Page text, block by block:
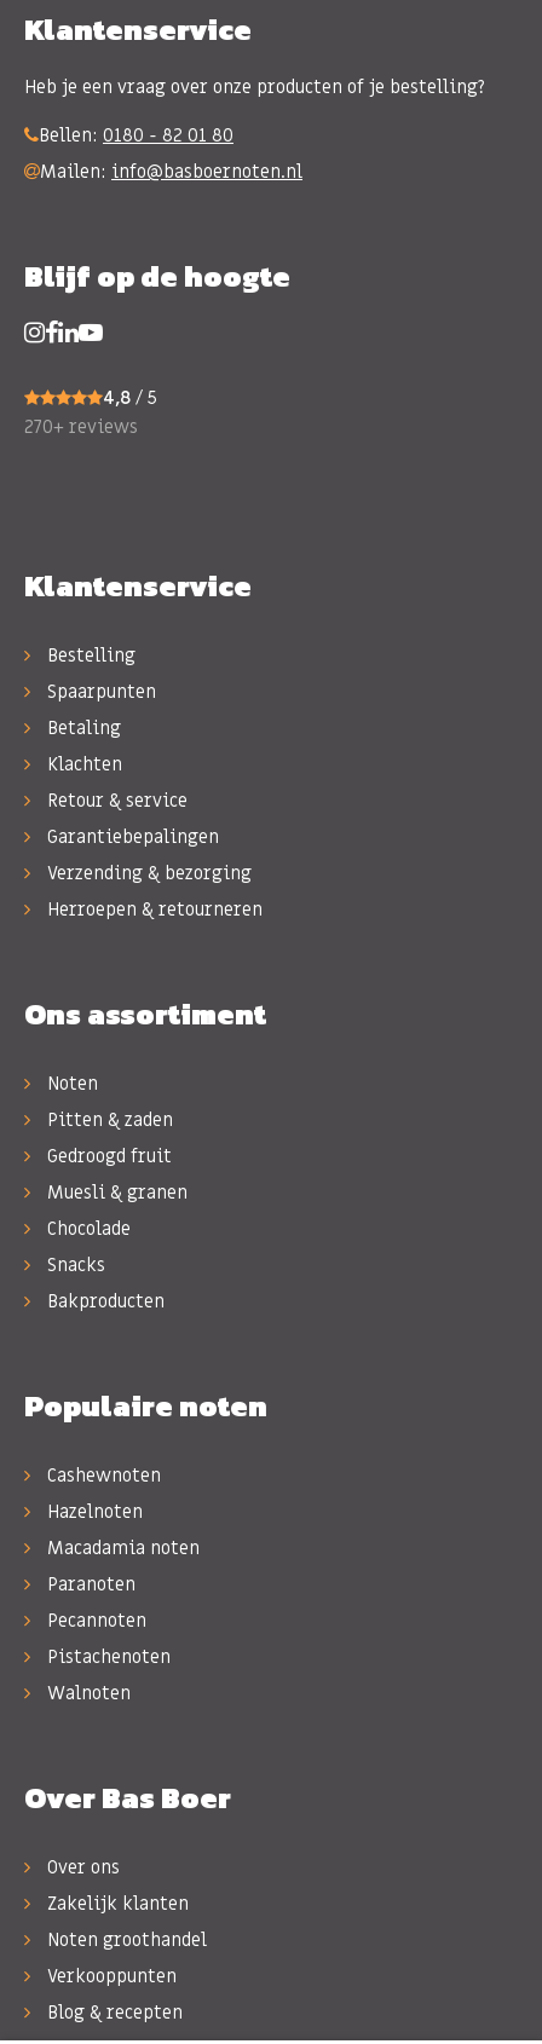
Klantenservice
Heb je een vraag over onze producten of je bestelling?
Bellen: 0180 - 82 01 80
Mailen: info@basboernoten.nl
Blijf op de hoogte
4,8 / 5
270+ reviews
Klantenservice
Bestelling
Spaarpunten
Betaling
Klachten
Retour & service
Garantiebepalingen
Verzending & bezorging
Herroepen & retourneren
Ons assortiment
Noten
Pitten & zaden
Gedroogd fruit
Muesli & granen
Chocolade
Snacks
Bakproducten
Populaire noten
Cashewnoten
Hazelnoten
Macadamia noten
Paranoten
Pecannoten
Pistachenoten
Walnoten
Over Bas Boer
Over ons
Zakelijk klanten
Noten groothandel
Verkooppunten
Blog & recepten